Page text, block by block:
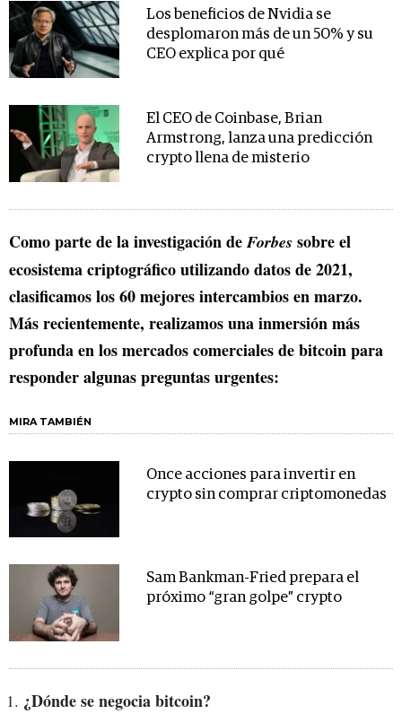
Los beneficios de Nvidia se
desplomaron más de un 50% y su
CEO explica por qué
El CEO de Coinbase, Brian
Armstrong, lanza una predicción
crypto llena de misterio
Como parte de la investigación deForbes sobre el
ecosistema criptográfico utilizando datos de 2021,
clasificamos los 60 mejores intercambios en marzo.
Más recientemente, realizamos una inmersión más
profunda en los mercados comerciales de bitcoin para
responder algunas preguntas urgentes:
MIRA TAMBIÉN
Once acciones para invertir en
crypto sin comprar criptomonedas
Sam Bankman-Fried prepara el
próximo “gran golpe” crypto
¿Dónde se negocia bitcoin?